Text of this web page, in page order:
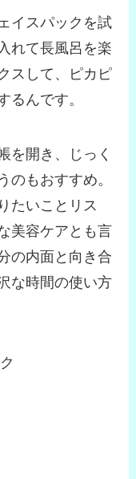
イスパックを試
れて長風呂を楽
スして、ピカピ
るんです。
を開き、じっく
のもおすすめ。
たいことリス
美容ケアとも言
の内面と向き合
な時間の使い方